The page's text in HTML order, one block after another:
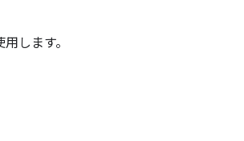
用します。